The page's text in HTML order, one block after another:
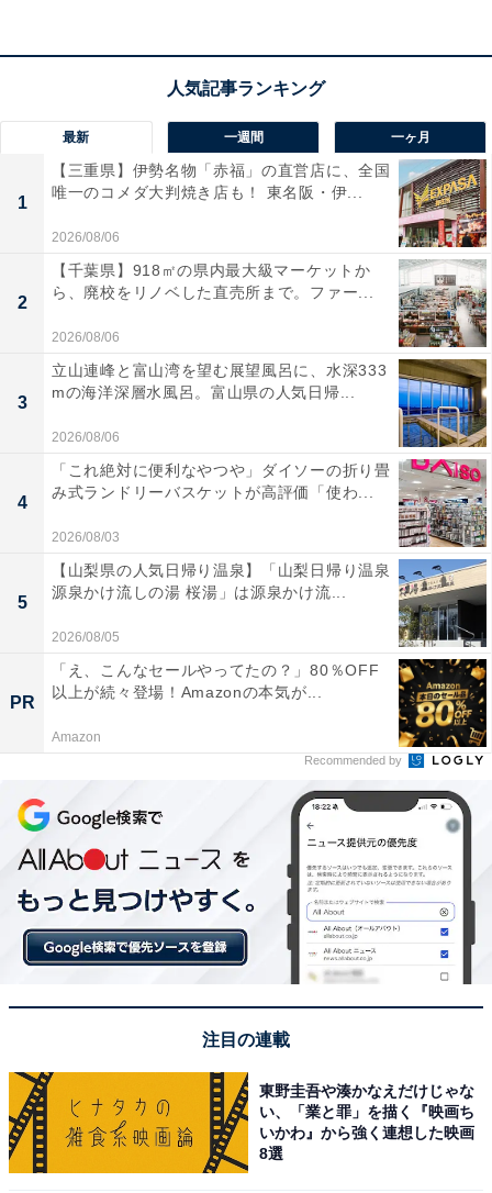
CDや圧縮音源、Bluetoothもハイレゾ級の美しさで再
現。おうちの音楽時間が特別な癒しのひとときに変わり
JVCケンウッド「EX-HR99」の口コミは？
JVCケンウッド「EX-HR99」には以下のような口コミが
寄せられています。
ウッドコーンならではの優しく温かみのある音質で
ボーカルが目の前で歌っているようです
Bluetoothでスマホの音楽を気軽に飛ばせるのに想像
以上の高音質で感動しました
デザインに高級感がありコンパクトなのでリビング
の棚に綺麗に収まって大満足です
高級感あるデザインと極上のサウンドで、自宅にいなが
ら本格的な音楽鑑賞を楽しみたい人には、おすすめの商
【今日チェックしたい】JVCケンウッドの人気商
最新 一週間 一ヶ月
1
【三重県】伊勢名物「赤福」の直営店に、全国
唯一のコメダ大判焼き店も！ 東名阪・伊...
2026/08/06
2
【千葉県】918㎡の県内最大級マーケットか
ら、廃校をリノベした直売所まで。ファー...
2026/08/06
3
立山連峰と富山湾を望む展望風呂に、水深333
mの海洋深層水風呂。富山県の人気日帰...
2026/08/06
4
「これ絶対に便利なやつや」ダイソーの折り畳
み式ランドリーバスケットが高評価「使わ...
2026/08/03
5
【山梨県の人気日帰り温泉】「山梨日帰り温泉
源泉かけ流しの湯 桜湯」は源泉かけ流...
2026/08/05
PR
「え、こんなセールやってたの？」80％OFF
以上が続々登場！Amazonの本気が...
Amazon
Recommended by
注目の連載
東野圭吾や湊かなえだけじゃな
い、「業と罪」を描く『映画ち
いかわ』から強く連想した映画
8選